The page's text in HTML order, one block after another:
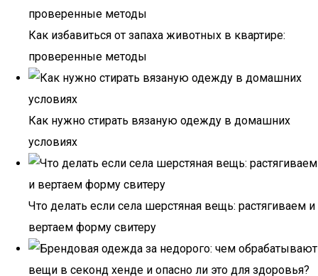
Как избавиться от запаха животных в квартире:
проверенные методы
Как нужно стирать вязаную одежду в домашних
условиях
Что делать если села шерстяная вещь: растягиваем и
вертаем форму свитеру